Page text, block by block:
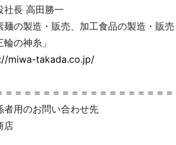
社長 高田勝一
麺の製造・販売、加工食品の製造・販売
の神糸」
miwa-takada.co.jp/
＝＝＝＝＝＝＝＝＝＝＝＝＝＝＝＝＝
用のお問い合わせ先
店